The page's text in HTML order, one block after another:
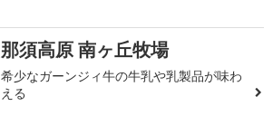
那須高原 南ヶ丘牧場
希少なガーンジィ牛の牛乳や乳製品が味わ
える